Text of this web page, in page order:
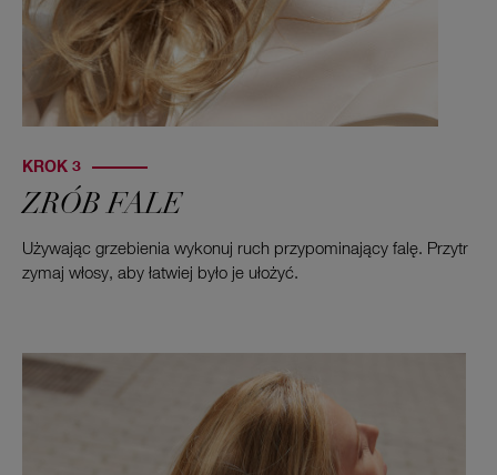
KROK 3
ZRÓB FALE
Używając grzebienia wykonuj ruch przypominający falę. Przytr
zymaj włosy, aby łatwiej było je ułożyć.